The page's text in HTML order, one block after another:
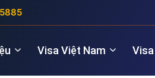
Visa Việt Nam